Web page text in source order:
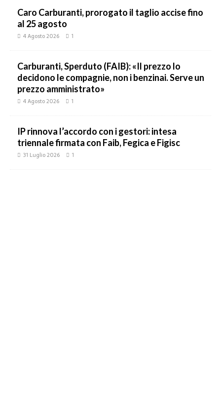
Caro Carburanti, prorogato il taglio accise fino
al 25 agosto
4 Agosto 2026 1
Carburanti, Sperduto (FAIB): «Il prezzo lo
decidono le compagnie, non i benzinai. Serve un
prezzo amministrato»
4 Agosto 2026 1
IP rinnova l’accordo con i gestori: intesa
triennale firmata con Faib, Fegica e Figisc
31 Luglio 2026 1